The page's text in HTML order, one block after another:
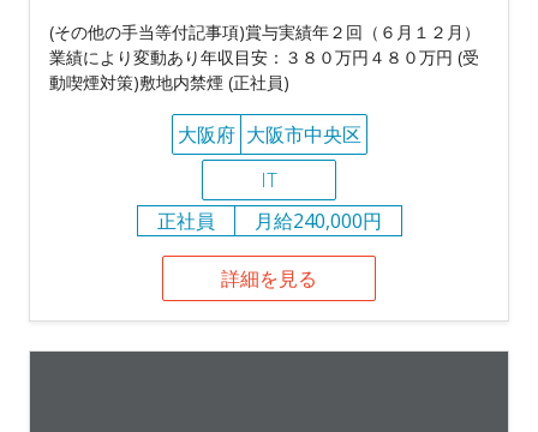
(その他の手当等付記事項)賞与実績年２回（６月１２月）
業績により変動あり年収目安：３８０万円４８０万円 (受
動喫煙対策)敷地内禁煙 (正社員)
大阪府 大阪市中央区
IT
正社員
月給240,000円
詳細を見る